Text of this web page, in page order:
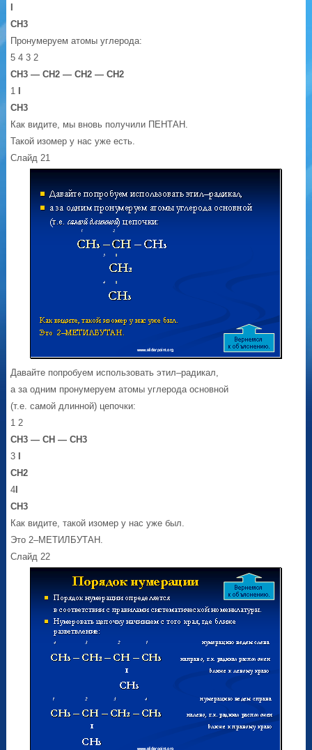
CН3
Пронумеруем атомы углерода:
5 4 3 2
СН3 — СН2 — СН2 — СН2
1
CН3
Как видите, мы вновь получили ПЕНТАН.
Такой изомер у нас уже есть.
Слайд 21
Давайте попробуем использовать этил–радикал,
а за одним пронумеруем атомы углерода основной
(т.е. самой длинной) цепочки:
1 2
СН3 —СН —СН3
3
СН2
4
СН3
Как видите, такой изомер у нас уже был.
Это 2–МЕТИЛБУТАН.
Слайд 22